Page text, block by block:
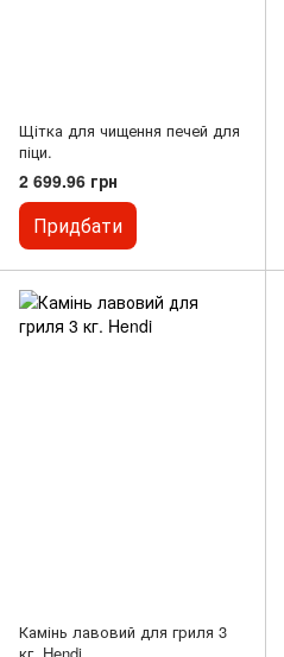
Щітка для чищення печей для
піци.
2 699.96 грн
Придбати
Камінь лавовий для гриля 3